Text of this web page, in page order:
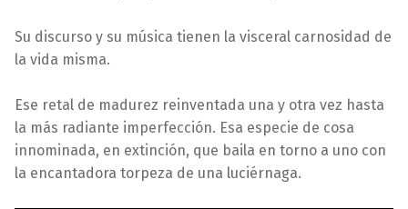
Su discurso y su música tienen la visceral carnosidad de
la vida misma.
Ese retal de madurez reinventada una y otra vez hasta
la más radiante imperfección. Esa especie de cosa
innominada, en extinción, que baila en torno a uno con
la encantadora torpeza de una luciérnaga.